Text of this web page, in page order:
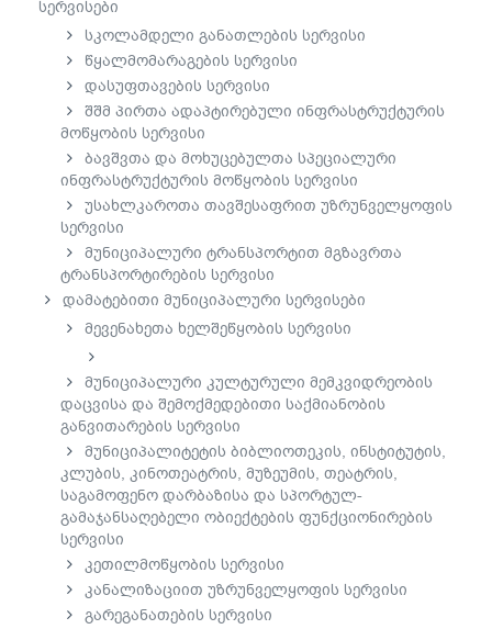
სერვისები
სკოლამდელი განათლების სერვისი
წყალმომარაგების სერვისი
დასუფთავების სერვისი
შშმ პირთა ადაპტირებული ინფრასტრუქტურის
მოწყობის სერვისი
ბავშვთა და მოხუცებულთა სპეციალური
ინფრასტრუქტურის მოწყობის სერვისი
უსახლკაროთა თავშესაფრით უზრუნველყოფის
სერვისი
მუნიციპალური ტრანსპორტით მგზავრთა
ტრანსპორტირების სერვისი
დამატებითი მუნიციპალური სერვისები
მევენახეთა ხელშეწყობის სერვისი
მუნიციპალური კულტურული მემკვიდრეობის
დაცვისა და შემოქმედებითი საქმიანობის
განვითარების სერვისი
მუნიციპალიტეტის ბიბლიოთეკის, ინსტიტუტის,
კლუბის, კინოთეატრის, მუზეუმის, თეატრის,
საგამოფენო დარბაზისა და სპორტულ-
გამაჯანსაღებელი ობიექტების ფუნქციონირების
სერვისი
კეთილმოწყობის სერვისი
კანალიზაციით უზრუნველყოფის სერვისი
გარეგანათების სერვისი